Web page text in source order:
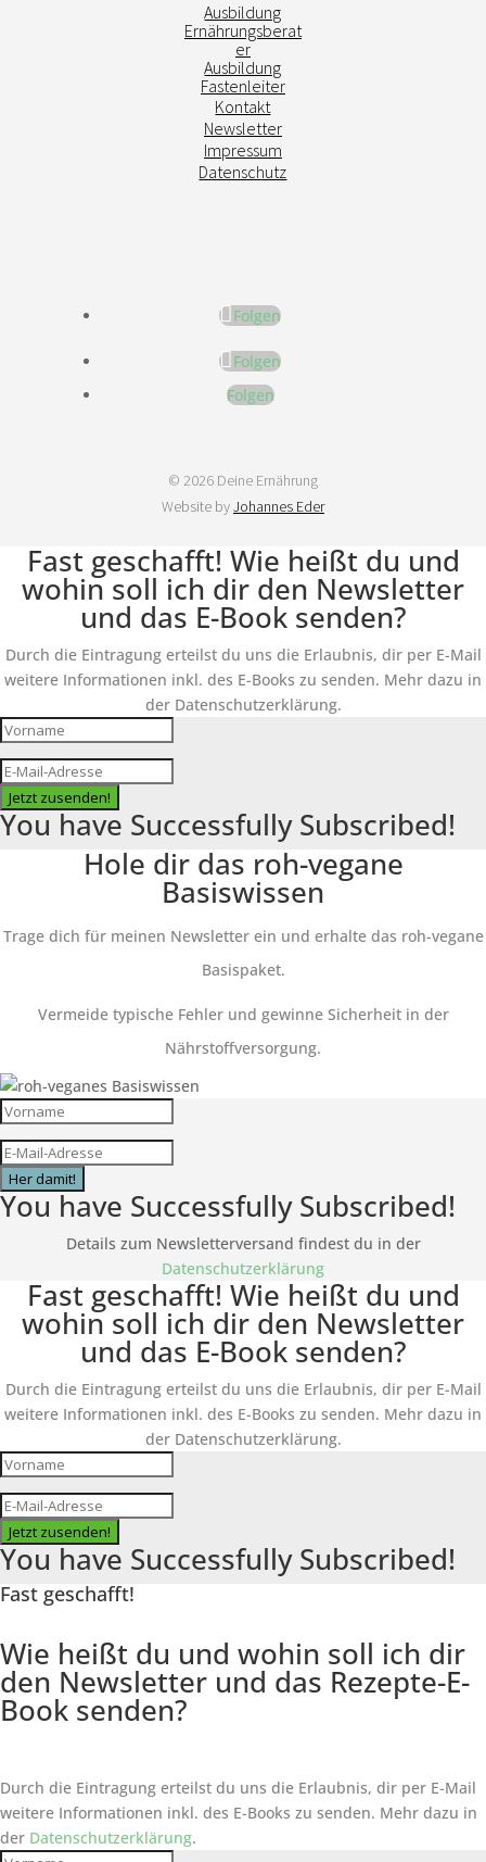
Ausbildung
Ernährungsberat
er
Ausbildung
Fastenleiter
Kontakt
Newsletter
Impressum
Datenschutz
Folgen
Folgen
Folgen
© 2026 Deine Ernährung
Website byJohannes Eder
Fast geschafft! Wie heißt du und
wohin soll ich dir den Newsletter
und das E-Book senden?
Durch die Eintragung erteilst du uns die Erlaubnis, dir per E-Mail
weitere Informationen inkl. des E-Books zu senden. Mehr dazu in
der Datenschutzerklärung.
Jetzt zusenden!
You have Successfully Subscribed!
Hole dir das roh-vegane
Basiswissen
Trage dich für meinen Newsletter ein und erhalte das roh-vegane
Basispaket.
Vermeide typische Fehler und gewinne Sicherheit in der
Nährstoffversorgung.
Her damit!
You have Successfully Subscribed!
Details zum Newsletterversand findest du in der
Datenschutzerklärung
Fast geschafft! Wie heißt du und
wohin soll ich dir den Newsletter
und das E-Book senden?
Durch die Eintragung erteilst du uns die Erlaubnis, dir per E-Mail
weitere Informationen inkl. des E-Books zu senden. Mehr dazu in
der Datenschutzerklärung.
Jetzt zusenden!
You have Successfully Subscribed!
Fast geschafft!
Wie heißt du und wohin soll ich dir
den Newsletter und das Rezepte-E-
Book senden?
Durch die Eintragung erteilst du uns die Erlaubnis, dir per E-Mail
weitere Informationen inkl. des E-Books zu senden. Mehr dazu in
der Datenschutzerklärung.